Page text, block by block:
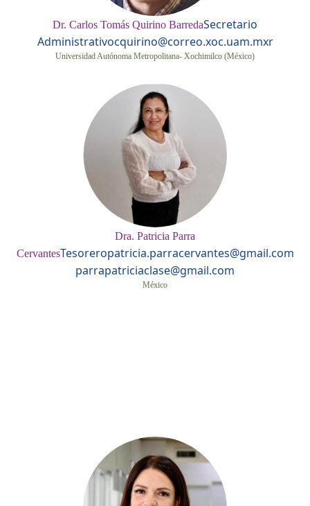
Dr. Carlos Tomás Quirino BarredaSecretario
Administrativocquirino@correo.xoc.uam.mxr
Universidad Autónoma Metropolitana- Xochimilco (México)
Dra. Patricia Parra
CervantesTesoreropatricia.parracervantes@gmail.com
parrapatriciaclase@gmail.com
México